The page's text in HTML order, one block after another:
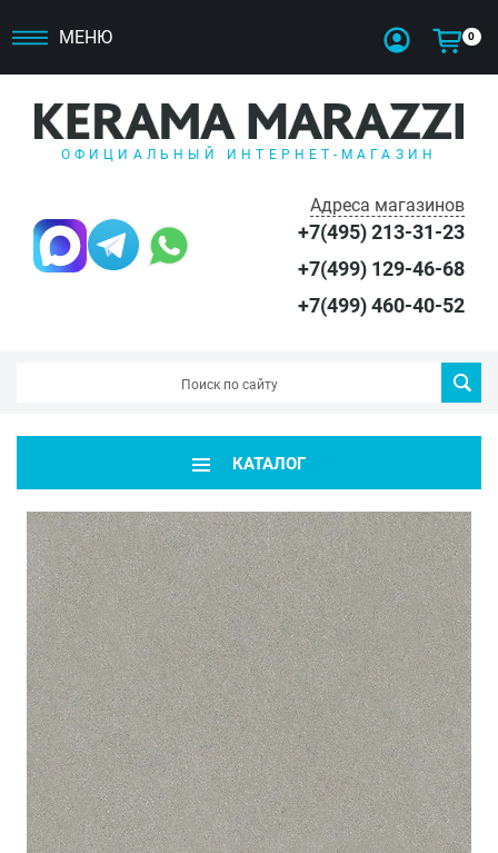
МЕНЮ 0
ОФИЦИАЛЬНЫЙ ИНТЕРНЕТ-МАГАЗИН
Адреса магазинов
+7(495) 213-31-23
+7(499) 129-46-68
+7(499) 460-40-52
КАТАЛОГ